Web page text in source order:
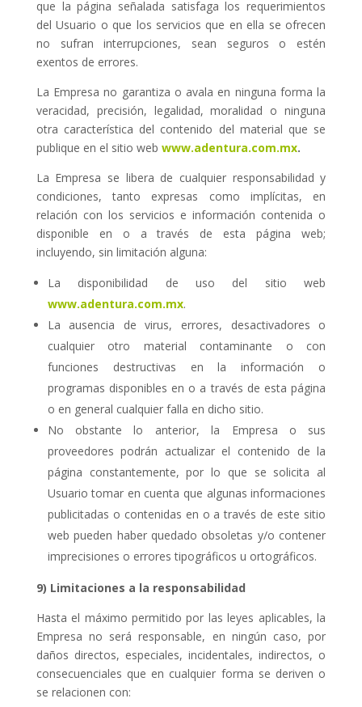
que la página señalada satisfaga los requerimientos
del Usuario o que los servicios que en ella se ofrecen
no sufran interrupciones, sean seguros o estén
exentos de errores.
La Empresa no garantiza o avala en ninguna forma la
veracidad, precisión, legalidad, moralidad o ninguna
otra característica del contenido del material que se
publique en el sitio web www.adentura.com.mx.
La Empresa se libera de cualquier responsabilidad y
condiciones, tanto expresas como implícitas, en
relación con los servicios e información contenida o
disponible en o a través de esta página web;
incluyendo, sin limitación alguna:
La disponibilidad de uso del sitio web
www.adentura.com.mx.
La ausencia de virus, errores, desactivadores o
cualquier otro material contaminante o con
funciones destructivas en la información o
programas disponibles en o a través de esta página
o en general cualquier falla en dicho sitio.
No obstante lo anterior, la Empresa o sus
proveedores podrán actualizar el contenido de la
página constantemente, por lo que se solicita al
Usuario tomar en cuenta que algunas informaciones
publicitadas o contenidas en o a través de este sitio
web pueden haber quedado obsoletas y/o contener
imprecisiones o errores tipográficos u ortográficos.
9) Limitaciones a la responsabilidad
Hasta el máximo permitido por las leyes aplicables, la
Empresa no será responsable, en ningún caso, por
daños directos, especiales, incidentales, indirectos, o
consecuenciales que en cualquier forma se deriven o
se relacionen con: